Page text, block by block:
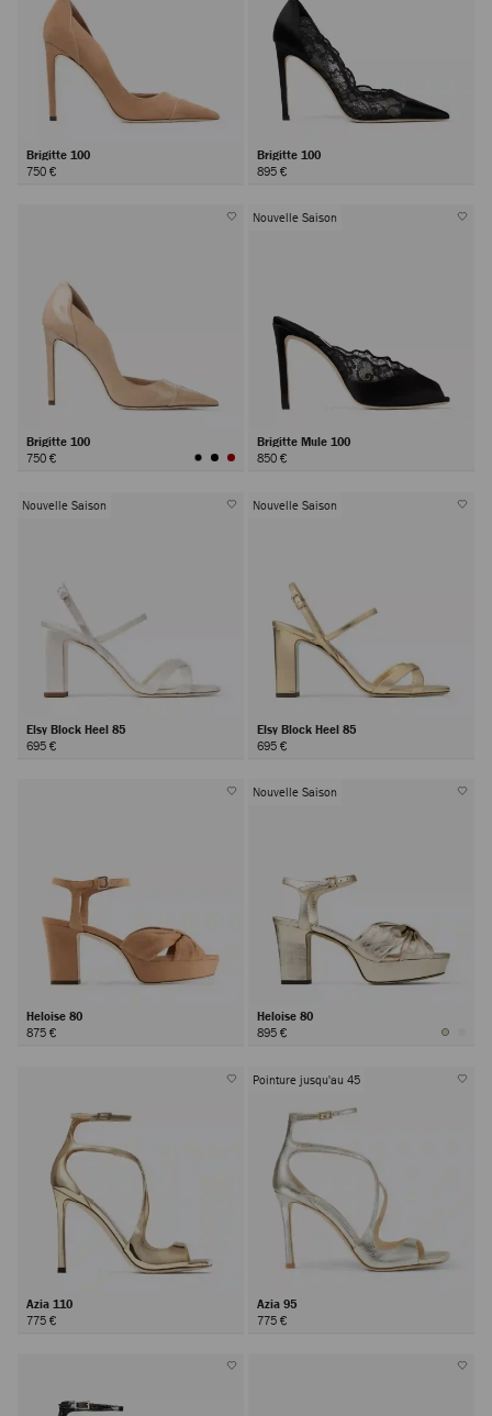
Brigitte 100
750 €
Brigitte 100
895 €
Brigitte 100
750 €
Nouvelle Saison
Brigitte Mule 100
850 €
Nouvelle Saison
Elsy Block Heel 85
695 €
Nouvelle Saison
Elsy Block Heel 85
695 €
Heloise 80
875 €
Nouvelle Saison
Heloise 80
895 €
Azia 110
775 €
Pointure jusqu'au 45
Azia 95
775 €